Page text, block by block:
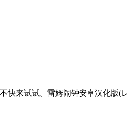
快来试试。雷姆闹钟安卓汉化版(